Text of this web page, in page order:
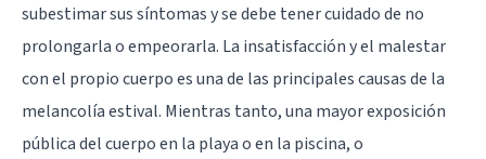
subestimar sus síntomas y se debe tener cuidado de no
prolongarla o empeorarla. La insatisfacción y el malestar
con el propio cuerpo es una de las principales causas de la
melancolía estival. Mientras tanto, una mayor exposición
pública del cuerpo en la playa o en la piscina, o